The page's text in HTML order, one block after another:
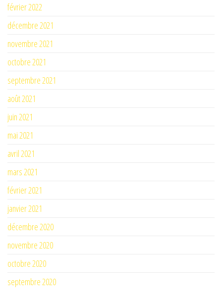
février 2022
décembre 2021
novembre 2021
octobre 2021
septembre 2021
août 2021
juin 2021
mai 2021
avril 2021
mars 2021
février 2021
janvier 2021
décembre 2020
novembre 2020
octobre 2020
septembre 2020